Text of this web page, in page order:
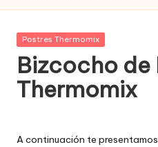
Publicada
Postres Thermomix
Bizcocho de
Thermomix
A continuación te